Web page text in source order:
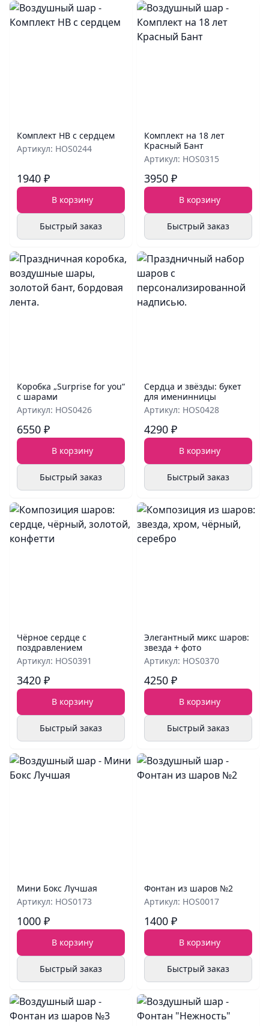
Комплект HB с сердцем
Артикул: HOS0244
1940 ₽
В корзину
Быстрый заказ
Комплект на 18 лет
Красный Бант
Артикул: HOS0315
3950 ₽
В корзину
Быстрый заказ
Коробка „Surprise for you“
с шарами
Артикул: HOS0426
6550 ₽
В корзину
Быстрый заказ
Сердца и звёзды: букет
для именинницы
Артикул: HOS0428
4290 ₽
В корзину
Быстрый заказ
Чёрное сердце с
поздравлением
Артикул: HOS0391
3420 ₽
В корзину
Быстрый заказ
Элегантный микс шаров:
звезда + фото
Артикул: HOS0370
4250 ₽
В корзину
Быстрый заказ
Мини Бокс Лучшая
Артикул: HOS0173
1000 ₽
В корзину
Быстрый заказ
Фонтан из шаров №2
Артикул: HOS0017
1400 ₽
В корзину
Быстрый заказ